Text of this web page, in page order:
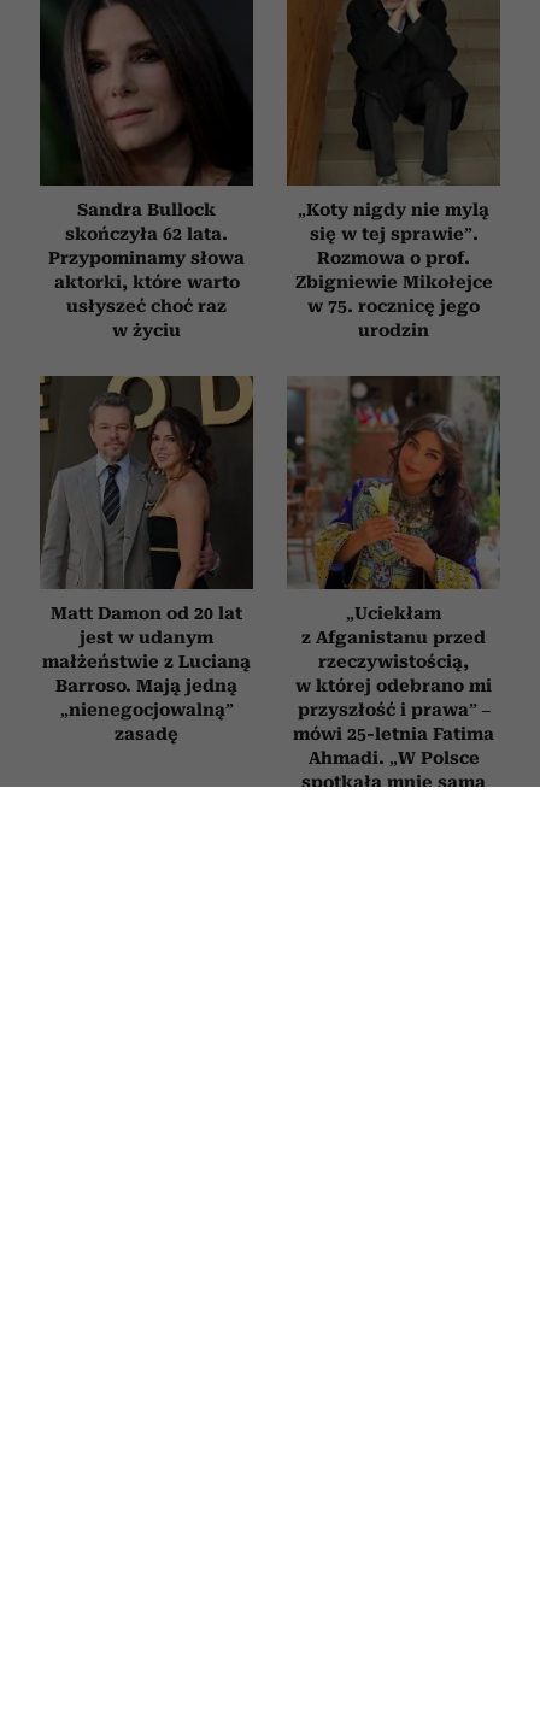
Sandra Bullock
skończyła 62 lata.
Przypominamy słowa
aktorki, które warto
usłyszeć choć raz
w życiu
„Koty nigdy nie mylą
się w tej sprawie”.
Rozmowa o prof.
Zbigniewie Mikołejce
w 75. rocznicę jego
urodzin
Matt Damon od 20 lat
jest w udanym
małżeństwie z Lucianą
Barroso. Mają jedną
„nienegocjowalną”
zasadę
„Uciekłam
z Afganistanu przed
rzeczywistością,
w której odebrano mi
przyszłość i prawa” –
mówi 25-letnia Fatima
Ahmadi. „W Polsce
spotkała mnie sama